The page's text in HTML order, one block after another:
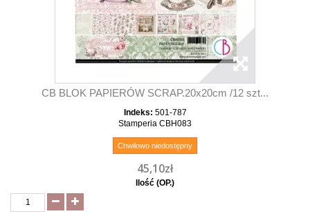
CB BLOK PAPIERÓW SCRAP.20x20cm /12 szt...
Indeks: 501-787
Stamperia CBH083
Chwilowo niedostępny
45,10zł
Ilość (OP.)